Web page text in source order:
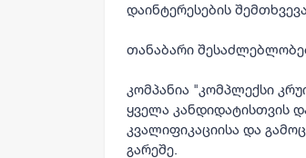
დაინტერესების
თანაბარი
კომპანია "კომპლექსი
ყველა კანდიდატისთვის
კვალიფიკაციისა და
გარეშე.